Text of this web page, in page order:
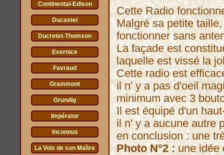
Continental-Edison
Ducastel
Ducretet-Thomson
Evernice
Favraud
Grammont
Grundig
Impérator
Inconnus
La Voix de son Maître
Cette Radio
Malgré sa petite
fonctionner sans
La façade est
laquelle est vissé la
Cette radio est
il n' y a pas d'oeil
minimum avec 3
Il est équipé d'un
il n' y a aucune autre
en conclusion : une
Photo N°2 :une idée